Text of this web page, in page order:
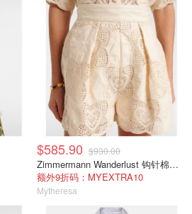
$585.90 $930.00
Zimmermann Wanderlust 钩针棉混纺短裤 白色
额外9折码：MYEXTRA10
Mytheresa